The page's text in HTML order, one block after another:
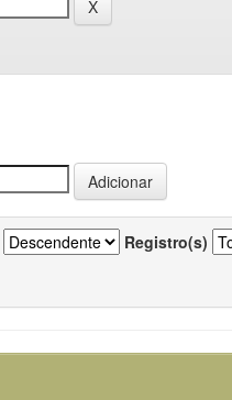
Registro(s)